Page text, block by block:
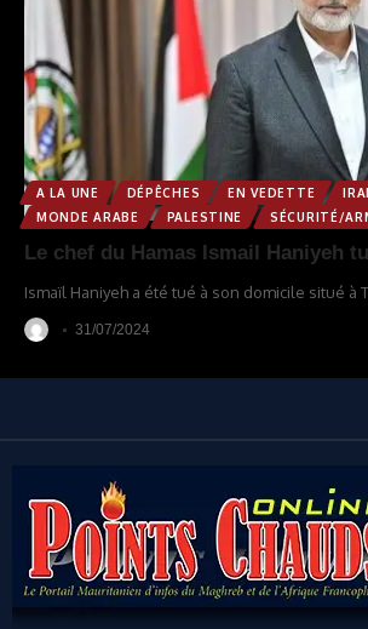
A LA UNE DÉPÊCHES EN VEDETTE
MONDE ARABE
PALESTINE SÉCURITÉ/
Le chef du Hamas Ismail Haniyeh
Ismaïl Haniyeh a été tué à son domicile situé à
31/07/2024